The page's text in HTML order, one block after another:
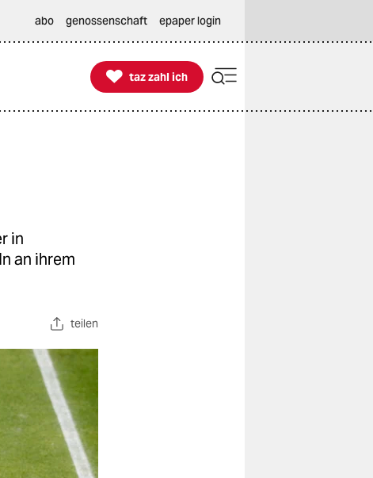
abo genossenschaft epaper login

taz zahl ich
taz zahl ich
in
an ihrem
teilen